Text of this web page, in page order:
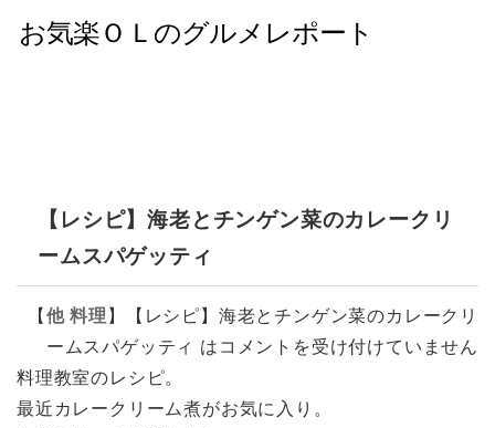
【レシピ】海老とチンゲン菜のカレークリ
ームスパゲッティ
【 他 料理 】
【レシピ】海老とチンゲン菜のカレークリ
ームスパゲッティ は コメントを受け付けていません
料理教室のレシピ。
最近カレークリーム煮がお気に入り。